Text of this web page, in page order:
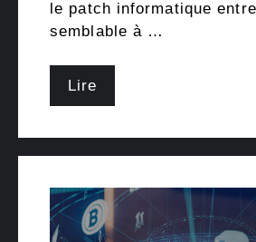
le patch informatique
semblable à …
Lire